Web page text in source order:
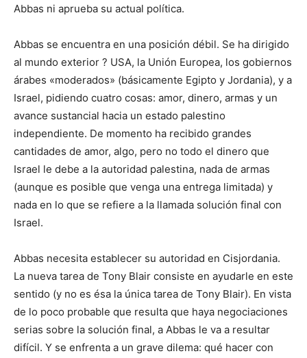
Abbas ni aprueba su actual política.
Abbas se encuentra en una posición débil. Se ha dirigido
al mundo exterior ? USA, la Unión Europea, los gobiernos
árabes «moderados» (básicamente Egipto y Jordania), y a
Israel, pidiendo cuatro cosas: amor, dinero, armas y un
avance sustancial hacia un estado palestino
independiente. De momento ha recibido grandes
cantidades de amor, algo, pero no todo el dinero que
Israel le debe a la autoridad palestina, nada de armas
(aunque es posible que venga una entrega limitada) y
nada en lo que se refiere a la llamada solución final con
Israel.
Abbas necesita establecer su autoridad en Cisjordania.
La nueva tarea de Tony Blair consiste en ayudarle en este
sentido (y no es ésa la única tarea de Tony Blair). En vista
de lo poco probable que resulta que haya negociaciones
serias sobre la solución final, a Abbas le va a resultar
difícil. Y se enfrenta a un grave dilema: qué hacer con